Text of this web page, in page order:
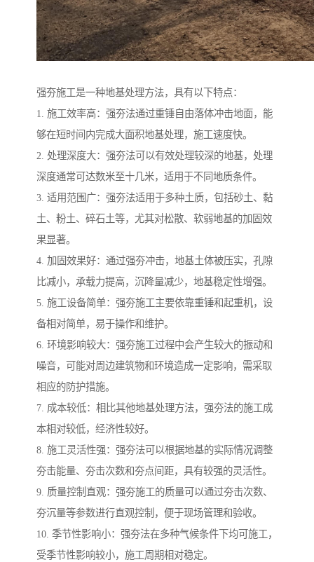
强夯施工是一种地基处理方法，具有以下特点：
1. 施工效率高：强夯法通过重锤自由落体冲击地面，能
够在短时间内完成大面积地基处理，施工速度快。
2. 处理深度大：强夯法可以有效处理较深的地基，处理
深度通常可达数米至十几米，适用于不同地质条件。
3. 适用范围广：强夯法适用于多种土质，包括砂土、黏
土、粉土、碎石土等，尤其对松散、软弱地基的加固效
果显著。
4. 加固效果好：通过强夯冲击，地基土体被压实，孔隙
比减小，承载力提高，沉降量减少，地基稳定性增强。
5. 施工设备简单：强夯施工主要依靠重锤和起重机，设
备相对简单，易于操作和维护。
6. 环境影响较大：强夯施工过程中会产生较大的振动和
噪音，可能对周边建筑物和环境造成一定影响，需采取
相应的防护措施。
7. 成本较低：相比其他地基处理方法，强夯法的施工成
本相对较低，经济性较好。
8. 施工灵活性强：强夯法可以根据地基的实际情况调整
夯击能量、夯击次数和夯点间距，具有较强的灵活性。
9. 质量控制直观：强夯施工的质量可以通过夯击次数、
夯沉量等参数进行直观控制，便于现场管理和验收。
10. 季节性影响小：强夯法在多种气候条件下均可施工，
受季节性影响较小，施工周期相对稳定。